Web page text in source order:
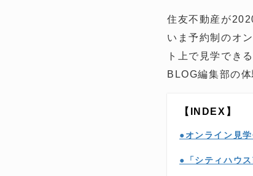
住友不動産が
いま予約制のオ
ト上で見学でき
BLOG編集部の
【INDEX】
●オンライン見
●「シティハウ